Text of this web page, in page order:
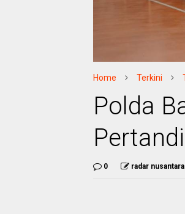
Home Terkini
Polda
0 radar nusantara